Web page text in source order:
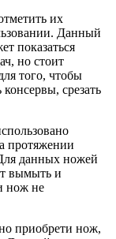
их
Данный
показаться
но стоит
того, чтобы
срезать
протяжении
данных ножей
вымыть и
нож не
приобрети нож,